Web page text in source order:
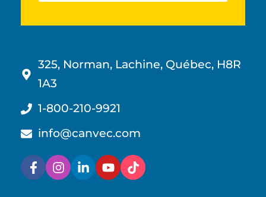
325, Norman, Lachine, Québec, H8R
1A3
1-800-210-9921
info@canvec.com